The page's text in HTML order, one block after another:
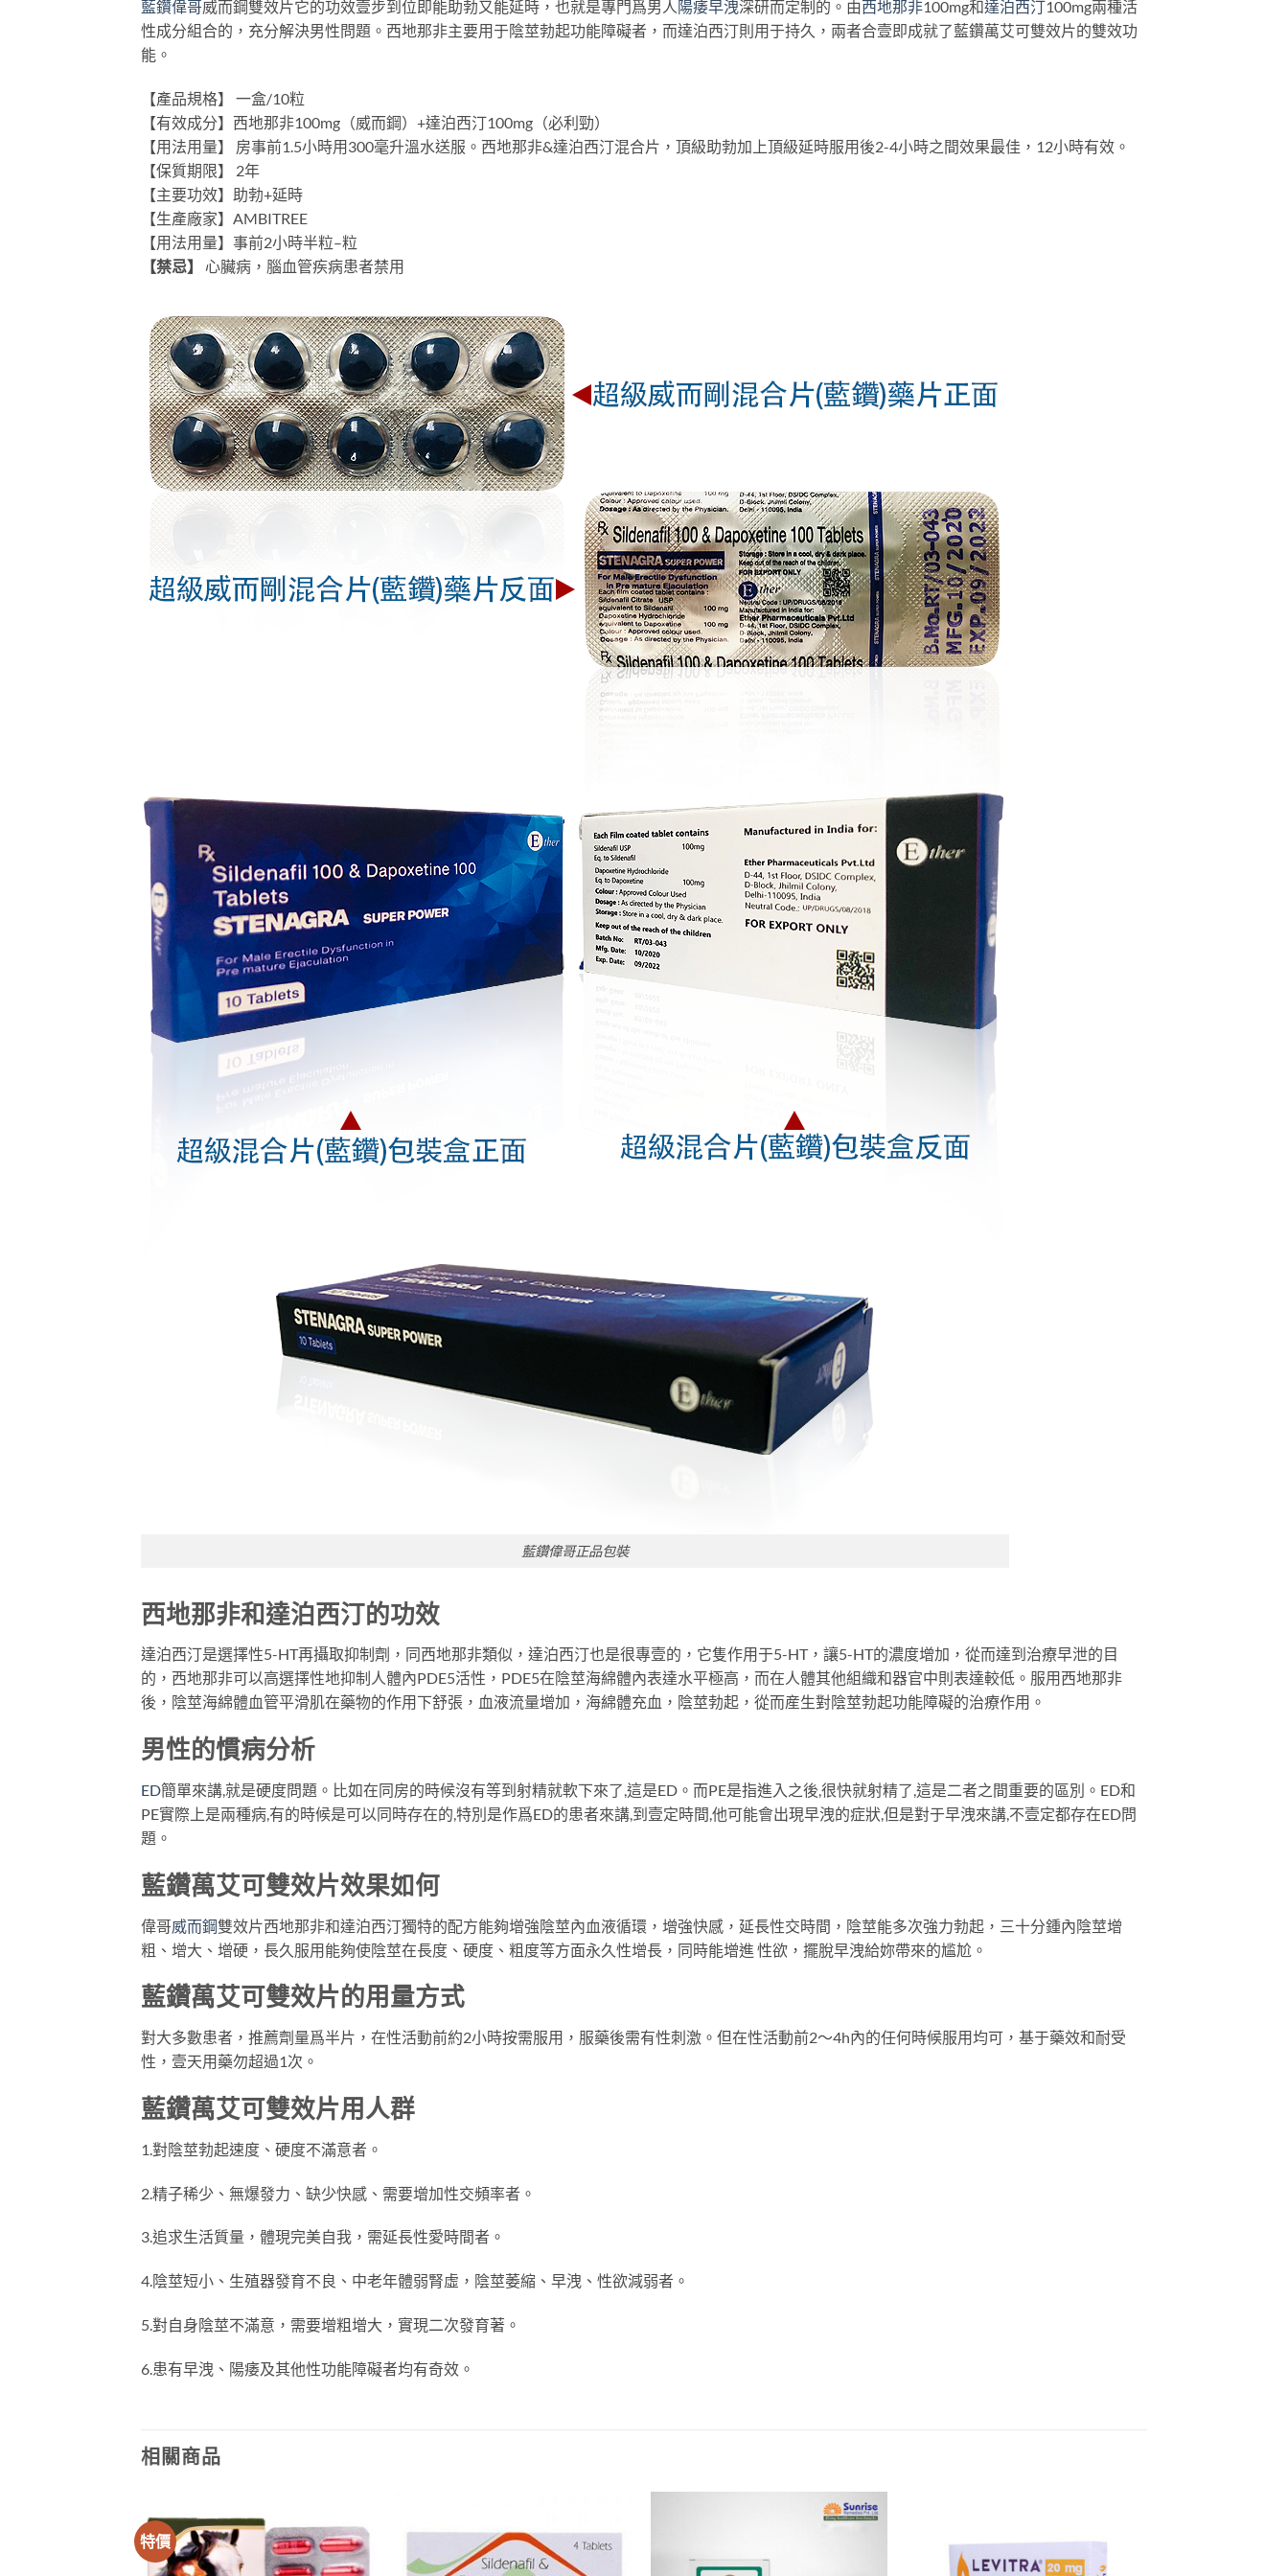
藍鑽偉哥威而鋼雙效片它的功效壹步到位即能助勃又能延時，也就是專門爲男人 陽痿早洩深研而定制的。由西地那非100mg和達泊西汀100mg兩種活
性成分組合的，充分解決男性問題。西地那非主要用于陰莖勃起功能障礙者，而達泊西汀則用于持久，兩者合壹即成就了藍鑽萬艾可雙效片的雙效功
能。
【產品規格】 一盒/10粒
【有效成分】西地那非100mg（威而鋼）+達泊西汀100mg（必利勁）
【用法用量】 房事前1.5小時用300毫升溫水送服。西地那非&達泊西汀混合片，頂級助勃加上頂級延時服用後2-4小時之間效果最佳，12小時有效。
【保質期限】 2年
【主要功效】助勃+延時
【生產廠家】AMBITREE
【用法用量】事前2小時半粒–粒
【禁忌】
心臟病，腦血管疾病患者禁用
藍鑽偉哥正品包裝
西地那非和達泊西汀的功效
達泊西汀是選擇性5-HT再攝取抑制劑，同西地那非類似，達泊西汀也是很專壹的，它隻作用于5-HT，讓5-HT的濃度增加，從而達到治療早泄的目
的，西地那非可以高選擇性地抑制人體內PDE5活性，PDE5在陰莖海綿體內表達水平極高，而在人體其他組織和器官中則表達較低。服用西地那非
後，陰莖海綿體血管平滑肌在藥物的作用下舒張，血液流量增加，海綿體充血，陰莖勃起，從而産生對陰莖勃起功能障礙的治療作用。
男性的慣病分析
ED簡單來講,就是硬度問題。比如在同房的時候沒有等到射精就軟下來了,這是ED。而PE是指進入之後,很快就射精了,這是二者之間重要的區別。ED和
PE實際上是兩種病,有的時候是可以同時存在的,特別是作爲ED的患者來講,到壹定時間,他可能會出現早洩的症狀,但是對于早洩來講,不壹定都存在ED問
題。
藍鑽萬艾可雙效片效果如何
偉哥威而鋼雙效片西地那非和達泊西汀獨特的配方能夠增強陰莖內血液循環，增強快感，延長性交時間，陰莖能多次強力勃起，三十分鍾內陰莖增
粗、增大、增硬，長久服用能夠使陰莖在長度、硬度、粗度等方面永久性增長，同時能增進 性欲，擺脫早洩給妳帶來的尴尬。
藍鑽萬艾可雙效片的用量方式
對大多數患者，推薦劑量爲半片，在性活動前約2小時按需服用，服藥後需有性刺激。但在性活動前2～4h內的任何時候服用均可，基于藥效和耐受
性，壹天用藥勿超過1次。
藍鑽萬艾可雙效片用人群
1.對陰莖勃起速度、硬度不滿意者。
2.精子稀少、無爆發力、缺少快感、需要增加性交頻率者。
3.追求生活質量，體現完美自我，需延長性愛時間者。
4.陰莖短小、生殖器發育不良、中老年體弱腎虛，陰莖萎縮、早洩、性欲減弱者。
5.對自身陰莖不滿意，需要增粗增大，實現二次發育著。
6.患有早洩、陽痿及其他性功能障礙者均有奇效。
相關商品
特價